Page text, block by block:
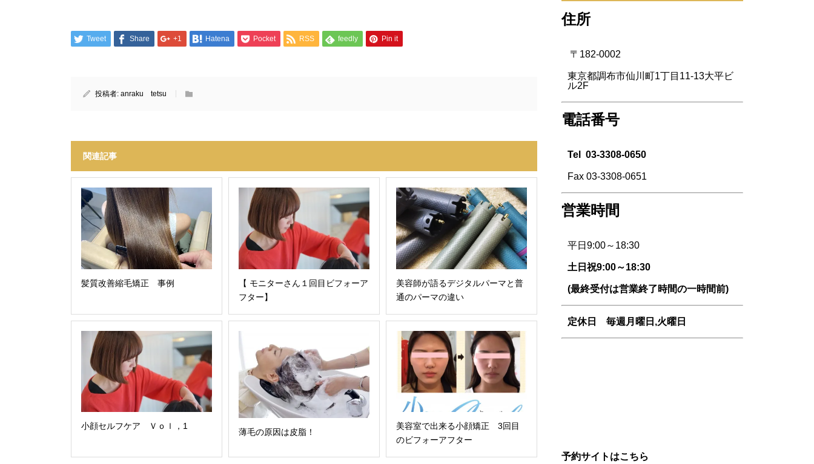
Tweet Share +1 Hatena Pocket RSS feedly Pin it
投稿者: anraku tetsu
関連記事
髪質改善縮毛矯正 事例
【 モニターさん１回目ビフォーア
フター】
美容師が語るデジタルパーマと普
通のパーマの違い
小顔セルフケア Ｖｏｌ，1
薄毛の原因は皮脂！
美容室で出来る小顔矯正 3回目
のビフォーアフター
住所
〒182-0002
東京都調布市仙川町1丁目11-13大平ビ
ル2F
電話番号
Tel 03-3308-0650
Fax 03-3308-0651
営業時間
平日9:00～18:30
土日祝9:00～18:30
(最終受付は営業終了時間の一時間前)
定休日 毎週 月曜日,火曜日
予約サイトはこちら